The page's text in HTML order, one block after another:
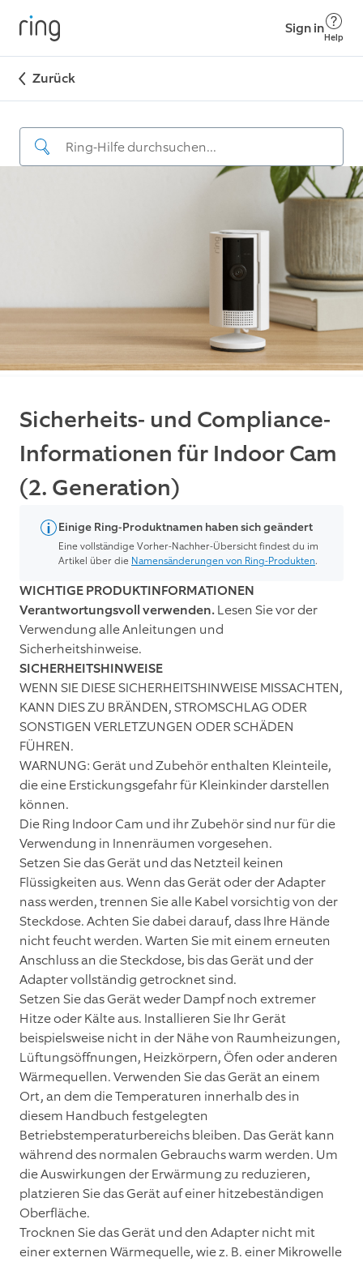
Sign in
Help
Zurück
Sicherheits- und Compliance-
Informationen für Indoor Cam
(2. Generation)
Einige Ring-Produktnamen haben sich geändert
Eine vollständige Vorher-Nachher-Übersicht findest du im
Artikel über die Namensänderungen von Ring-Produkten.
WICHTIGE PRODUKTINFORMATIONEN
Verantwortungsvoll verwenden.Lesen Sie vor der
Verwendung alle Anleitungen und
Sicherheitshinweise.
SICHERHEITSHINWEISE
WENN SIE DIESE SICHERHEITSHINWEISE MISSACHTEN,
KANN DIES ZU BRÄNDEN, STROMSCHLAG ODER
SONSTIGEN VERLETZUNGEN ODER SCHÄDEN
FÜHREN.
WARNUNG: Gerät und Zubehör enthalten Kleinteile,
die eine Erstickungsgefahr für Kleinkinder darstellen
können.
Die Ring Indoor Cam und ihr Zubehör sind nur für die
Verwendung in Innenräumen vorgesehen.
Setzen Sie das Gerät und das Netzteil keinen
Flüssigkeiten aus. Wenn das Gerät oder der Adapter
nass werden, trennen Sie alle Kabel vorsichtig von der
Steckdose. Achten Sie dabei darauf, dass Ihre Hände
nicht feucht werden. Warten Sie mit einem erneuten
Anschluss an die Steckdose, bis das Gerät und der
Adapter vollständig getrocknet sind.
Setzen Sie das Gerät weder Dampf noch extremer
Hitze oder Kälte aus. Installieren Sie Ihr Gerät
beispielsweise nicht in der Nähe von Raumheizungen,
Lüftungsöffnungen, Heizkörpern, Öfen oder anderen
Wärmequellen. Verwenden Sie das Gerät an einem
Ort, an dem die Temperaturen innerhalb des in
diesem Handbuch festgelegten
Betriebstemperaturbereichs bleiben. Das Gerät kann
während des normalen Gebrauchs warm werden. Um
die Auswirkungen der Erwärmung zu reduzieren,
platzieren Sie das Gerät auf einer hitzebeständigen
Oberfläche.
Trocknen Sie das Gerät und den Adapter nicht mit
einer externen Wärmequelle, wie z. B. einer Mikrowelle